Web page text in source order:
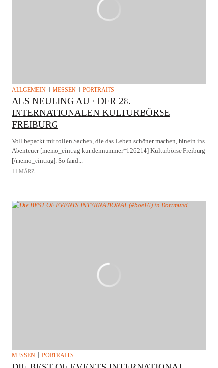
ALLGEMEIN MESSEN PORTRAITS
ALS NEULING AUF DER 28.
INTERNATIONALEN KULTURBÖRSE
FREIBURG
Voll bepackt mit tollen Sachen, die das Leben schöner machen, hinein ins
Abenteuer [memo_eintrag kundennummer=126214] Kulturbörse Freiburg
[/memo_eintrag]. So fand...
11 MÄRZ
MESSEN PORTRAITS